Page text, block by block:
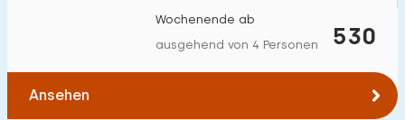
530
Wochenende ab
ausgehend von 4 Personen
Ansehen